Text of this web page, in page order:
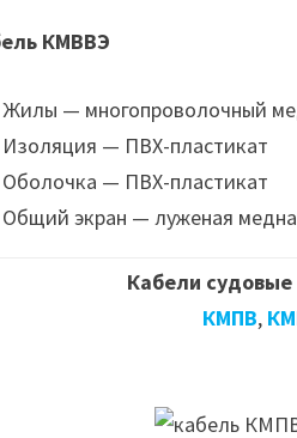
КМВВЭ
Жилы — многопроволочный
Изоляция — ПВХ-пластикат
Оболочка — ПВХ-пластикат
Общий экран — луженая
Кабели судовые
КМПВ,